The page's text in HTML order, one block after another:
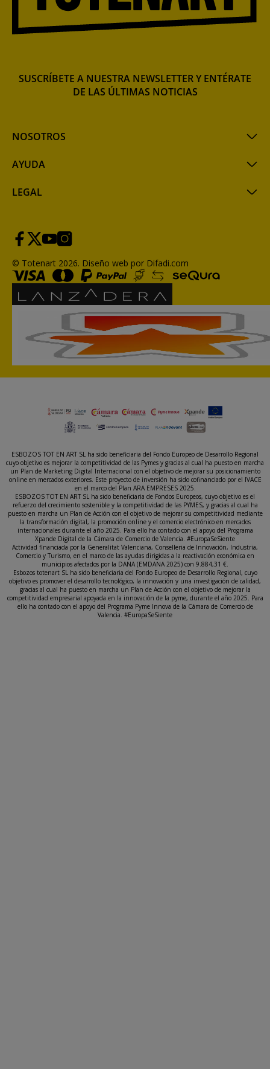
NOSOTROS
AYUDA
LEGAL
SUSCRÍBETE A NUESTRA NEWSLETTER Y ENTÉRATE
DE LAS ÚLTIMAS NOTICIAS
© Totenart 2026. Diseño web por Difadi.com
ESBOZOS TOT EN ART SL ha sido beneficiaria del Fondo Europeo de Desarrollo Regional
cuyo objetivo es mejorar la competitividad de las Pymes y gracias al cual ha puesto en marcha
un Plan de Marketing Digital Internacional con el objetivo de mejorar su posicionamiento
online en mercados exteriores. Este proyecto de inversión ha sido cofinanciado por el IVACE
en el marco del Plan ARA EMPRESES 2025.
ESBOZOS TOT EN ART SL ha sido beneficiaria de Fondos Europeos, cuyo objetivo es el
refuerzo del crecimiento sostenible y la competitividad de las PYMES, y gracias al cual ha
puesto en marcha un Plan de Acción con el objetivo de mejorar su competitividad mediante
la transformación digital, la promoción online y el comercio electrónico en mercados
internacionales durante el año 2025. Para ello ha contado con el apoyo del Programa
Xpande Digital de la Cámara de Comercio de Valencia. #EuropaSeSiente
Actividad financiada por la Generalitat Valenciana, Conselleria de Innovación, Industria,
Comercio y Turismo, en el marco de las ayudas dirigidas a la reactivación económica en
municipios afectados por la DANA (EMDANA 2025) con 9.884,31 €.
Esbozos totenart SL ha sido beneficiaria del Fondo Europeo de Desarrollo Regional, cuyo
objetivo es promover el desarrollo tecnológico, la innovación y una investigación de calidad,
gracias al cual ha puesto en marcha un Plan de Acción con el objetivo de mejorar la
competitividad empresarial apoyada en la innovación de la pyme, durante el año 2025. Para
ello ha contado con el apoyo del Programa Pyme Innova de la Cámara de Comercio de
Valencia. #EuropaSeSiente